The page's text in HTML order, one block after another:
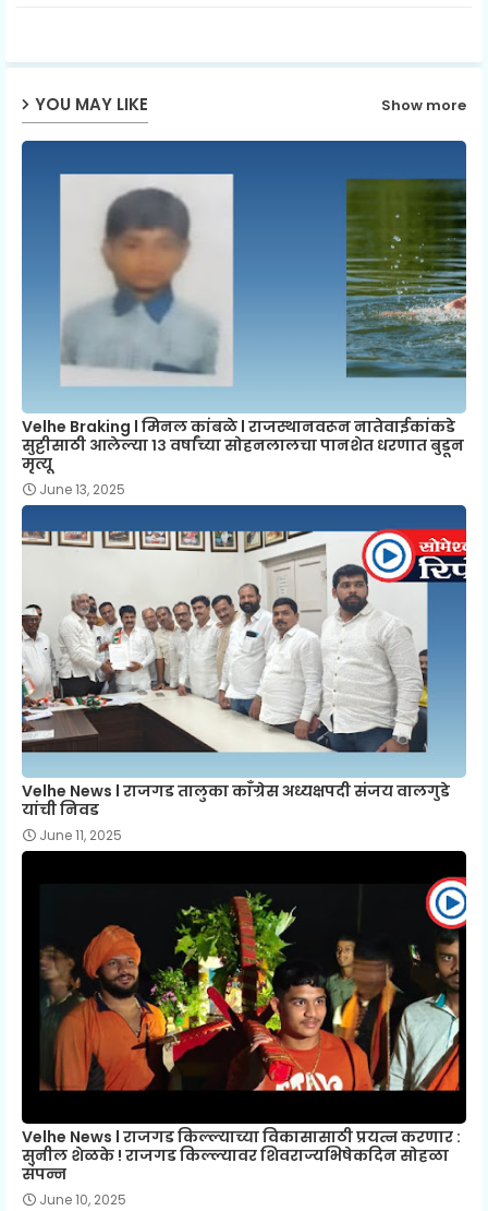
YOU MAY LIKE Show more
Velhe Braking l मिनल कांबळे l राजस्थानवरून नातेवाईकांकडे
सुट्टीसाठी आलेल्या १३ वर्षांच्या सोहनलालचा पानशेत धरणात बुडून
मृत्यू
June 13, 2025
Velhe News l राजगड तालुका काँग्रेस अध्यक्षपदी संजय वालगुडे
यांची निवड
June 11, 2025
Velhe News l राजगड किल्ल्याच्या विकासासाठी प्रयत्न करणार :
सुनील शेळके ! राजगड किल्ल्यावर शिवराज्यभिषेकदिन सोहळा
संपन्न
June 10, 2025